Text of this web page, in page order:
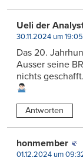
Ueli der
30.11.2024 um 19:05
Das 20.
Ausser seine
nichts geschafft.
Antworten
honmember
01.12.2024 um